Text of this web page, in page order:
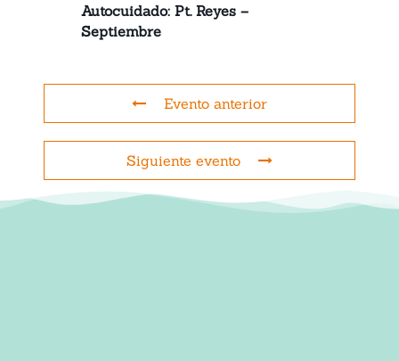
Autocuidado: Pt. Reyes –
Septiembre
Evento anterior
Siguiente evento